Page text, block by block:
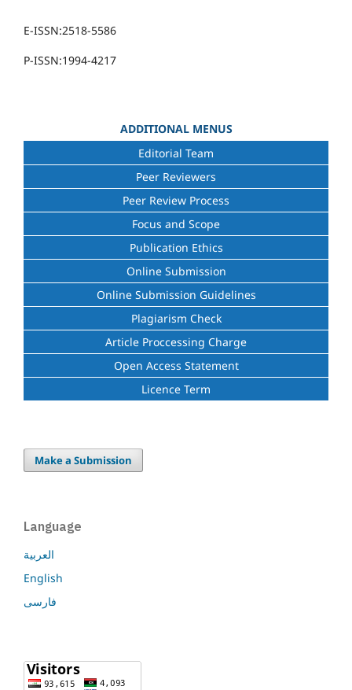
E-ISSN:2518-5586
P-ISSN:1994-4217
ADDITIONAL MENUS
Editorial Team
Peer Reviewers
Peer Review Process
Focus and Scope
Publication Ethics
Online Submission
Online Submission Guidelines
Plagiarism Check
Article Proccessing Charge
Open Access Statement
Licence Term
Make a Submission
Language
العربية
English
فارسی